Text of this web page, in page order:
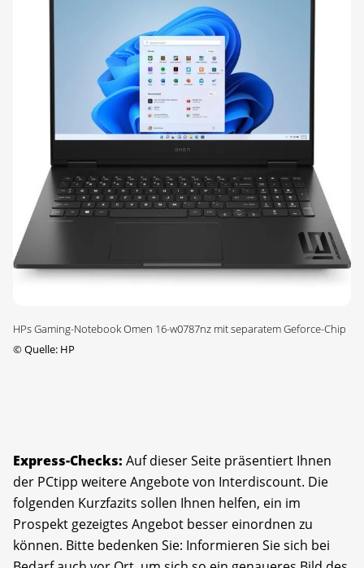
HPs Gaming-Notebook Omen 16-w0787nz mit separatem Geforce-Chip
©Quelle: HP
Express-Checks: Auf dieser Seite präsentiert Ihnen
der PCtipp weitere Angebote von Interdiscount. Die
folgenden Kurzfazits sollen Ihnen helfen, ein im
Prospekt gezeigtes Angebot besser einordnen zu
können. Bitte bedenken Sie: Informieren Sie sich bei